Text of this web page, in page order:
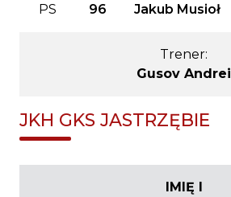
PS 96 Jakub Musioł
Trener:
Gusov Andrei
JKH GKS JASTRZĘBIE
IMIĘ I